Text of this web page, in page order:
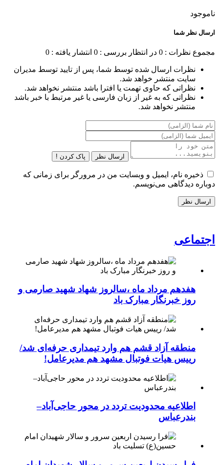
ناموجود
ارسال نظر شما
مجموع نظرات : 0 در انتظار بررسی : 0 انتشار یافته : 0
نظرات ارسال شده توسط شما، پس از تایید توسط مدیران
سایت منتشر خواهد شد.
نظراتی که حاوی تهمت یا افترا باشد منتشر نخواهد شد.
نظراتی که به غیر از زبان فارسی یا غیر مرتبط با خبر باشد
منتشر نخواهد شد.
ارسال نظر پاک کردن !
ذخیره نام، ایمیل و وبسایت من در مرورگر برای زمانی که
دوباره دیدگاهی می‌نویسم.
اجتماعی
هفدهم مرداد ماه ،سالروز شهاد شهید صارمی و
روز خبرنگار مبارک باد
منطقه آزاد قشم هم وارد تیمداری حرفه‌ای شد/
رییس هیات فوتبال مشهد هم مدیرعامل!
اطلاعیه محدودیت تردد در محور حاجی‌آباد–
بندرعباس